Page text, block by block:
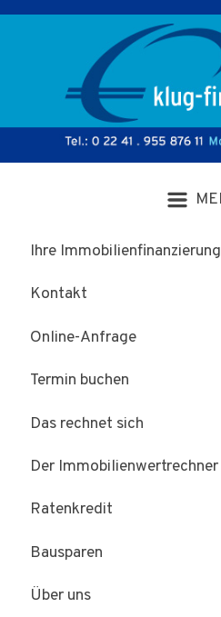
Zum Hauptinhalt springen
Ihre Immobilienfinanzierung
Kontakt
Online-Anfrage
Termin buchen
Das rechnet sich
Der Immobilienwertrechner
Ratenkredit
Bausparen
Über uns